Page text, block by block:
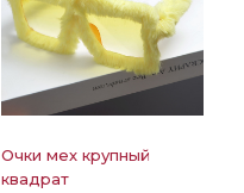
Очки мех крупный
квадрат